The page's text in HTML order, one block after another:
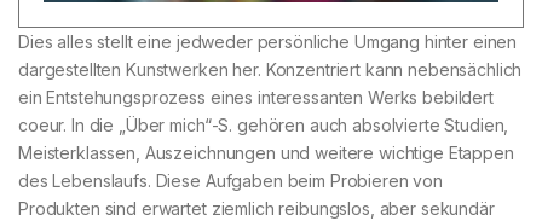
Dies alles stellt eine jedweder persönliche Umgang hinter einen
dargestellten Kunstwerken her. Konzentriert kann nebensächlich
ein Entstehungsprozess eines interessanten Werks bebildert
coeur. In die „Über mich“-S. gehören auch absolvierte Studien,
Meisterklassen, Auszeichnungen und weitere wichtige Etappen
des Lebenslaufs. Diese Aufgaben beim Probieren von
Produkten sind erwartet ziemlich reibungslos, aber sekundär